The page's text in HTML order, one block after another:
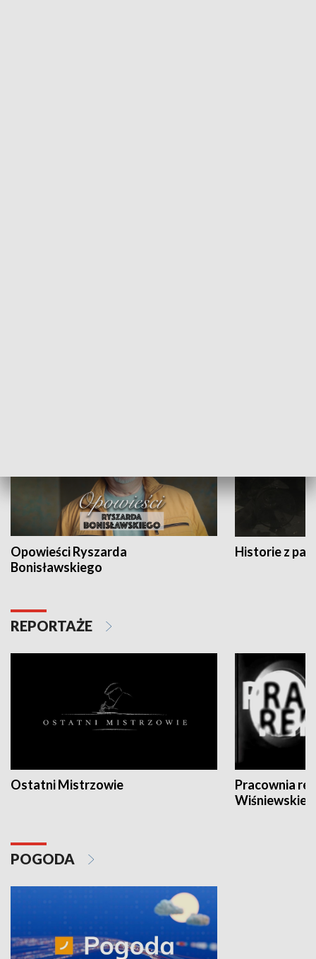
Opowieści Ryszarda
Bonisławskiego
Historie z
REPORTAŻE
Ostatni Mistrzowie
Pracownia
POGODA